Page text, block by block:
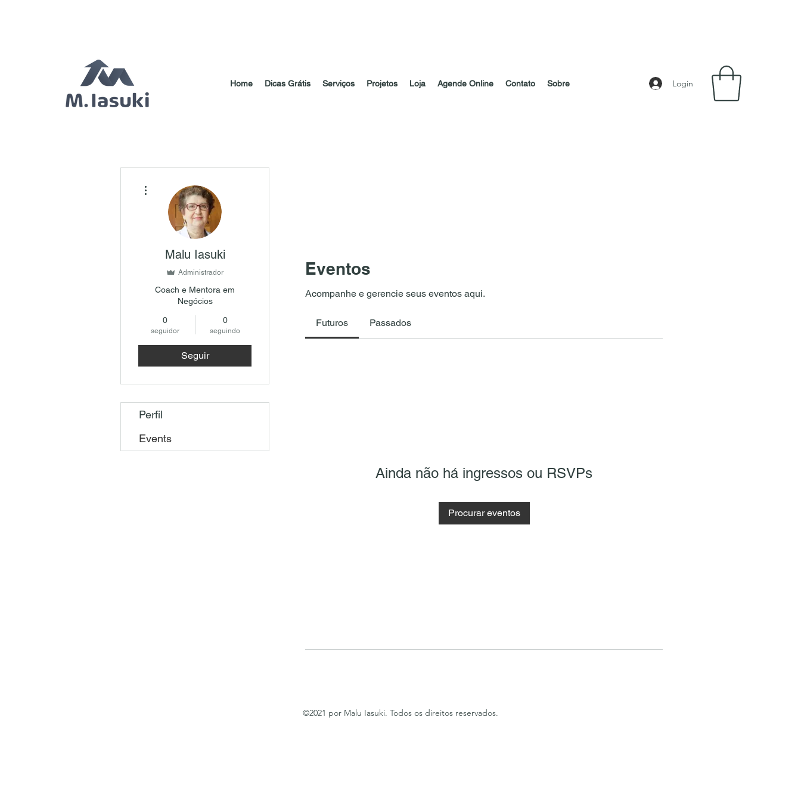
Login
Home Dicas Grátis Serviços Projetos Loja Agende Online Contato Sobre
Eventos
Acompanhe e gerencie seus eventos aqui.
Futuros Passados
Ainda não há ingressos ou RSVPs
Procurar eventos
Malu Iasuki
Administrador
Coach e Mentora em
Negócios
0
seguidor
0
seguindo
Seguir
Perfil
Events
©2021 por Malu Iasuki. Todos os direitos reservados.